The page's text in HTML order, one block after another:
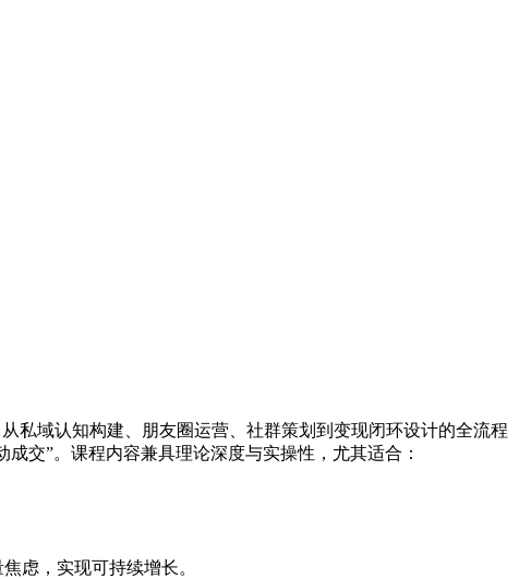
私域认知构建、朋友圈运营、社群策划到变现闭环设计的全流程
交”。课程内容兼具理论深度与实操性，尤其适合：
虑，实现可持续增长。